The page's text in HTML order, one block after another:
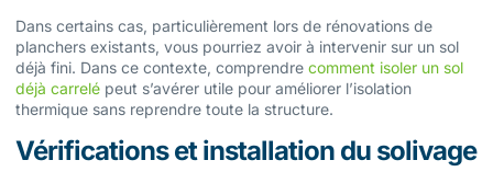
Dans certains cas, particulièrement lors de rénovations de
planchers existants, vous pourriez avoir à intervenir sur un sol
déjà fini. Dans ce contexte, comprendre comment isoler un sol
déjà carrelé peut s’avérer utile pour améliorer l’isolation
thermique sans reprendre toute la structure.
Vérifications et installation du solivage